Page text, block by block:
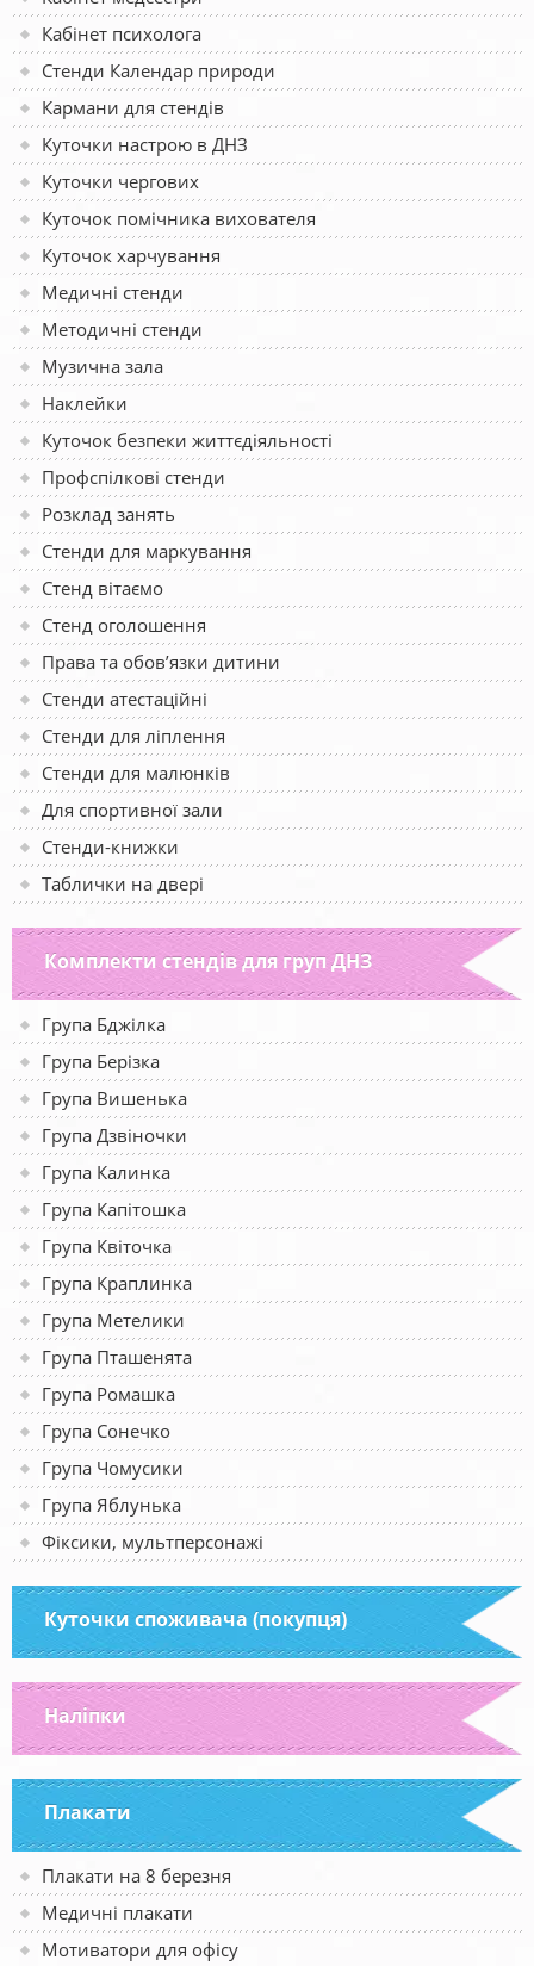
Кабінет психолога
Стенди Календар природи
Кармани для стендів
Куточки настрою в ДНЗ
Куточки чергових
Куточок помічника вихователя
Куточок харчування
Медичні стенди
Методичні стенди
Музична зала
Наклейки
Куточок безпеки життєдіяльності
Профспілкові стенди
Розклад занять
Стенди для маркування
Стенд вітаємо
Стенд оголошення
Права та обов’язки дитини
Стенди атестаційні
Стенди для ліплення
Стенди для малюнків
Для спортивної зали
Стенди-книжки
Таблички на двері
Комплекти стендів для груп ДНЗ
Група Бджілка
Група Берізка
Група Вишенька
Група Дзвіночки
Група Калинка
Група Капітошка
Група Квіточка
Група Краплинка
Група Метелики
Група Пташенята
Група Ромашка
Група Сонечко
Група Чомусики
Група Яблунька
Фіксики, мультперсонажі
Куточки споживача (покупця)
Наліпки
Плакати
Плакати на 8 березня
Медичні плакати
Мотиватори для офісу